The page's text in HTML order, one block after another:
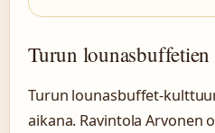
Turun
Turun lounasbuffet-
aikana. Ravintola Arvonen